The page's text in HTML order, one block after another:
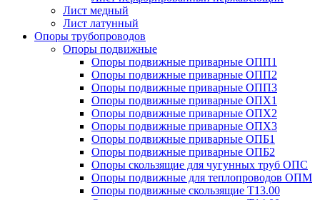
Лист медный
Лист латунный
Опоры трубопроводов
Опоры подвижные
Опоры подвижные приварные ОПП1
Опоры подвижные приварные ОПП2
Опоры подвижные приварные ОПП3
Опоры подвижные приварные ОПХ1
Опоры подвижные приварные ОПХ2
Опоры подвижные приварные ОПХ3
Опоры подвижные приварные ОПБ1
Опоры подвижные приварные ОПБ2
Опоры скользящие для чугунных труб ОПС
Опоры подвижные для теплопроводов ОПМ
Опоры подвижные скользящие Т13.00